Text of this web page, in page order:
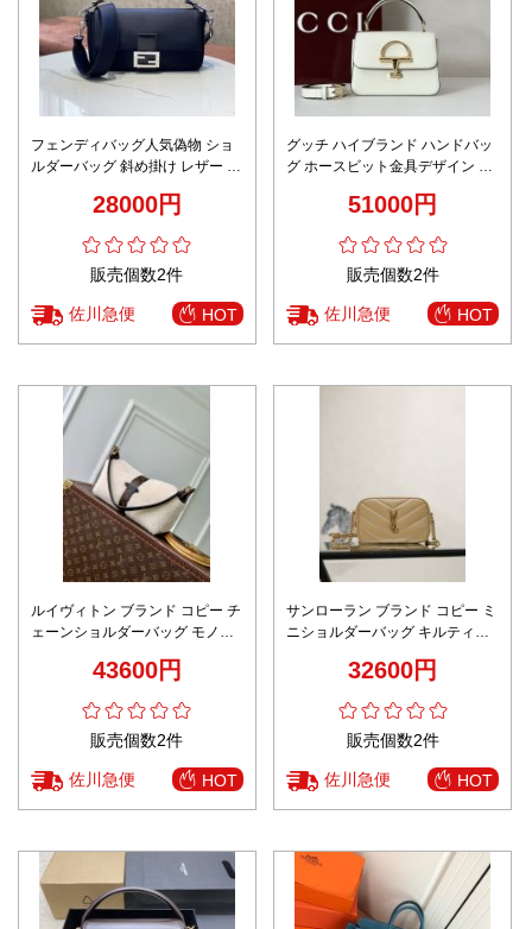
フェンディバッグ人気偽物 ショ
ルダーバッグ 斜め掛け レザー 高
600-4 ブラック28000円
販売個数2件
佐川急便 HOT
グッチ ハイブランド ハンドバッ
グ ホースビット金具デザイン 高
51000円
販売個数2件
佐川急便 HOT
ルイヴィトン ブランド コピー チ
ェーンショルダーバッグ モノグ
高評価モデル43600円
販売個数2件
佐川急便 HOT
サンローラン ブランド コピー ミ
ニショルダーバッグ キルティン
32600円
販売個数2件
佐川急便 HOT